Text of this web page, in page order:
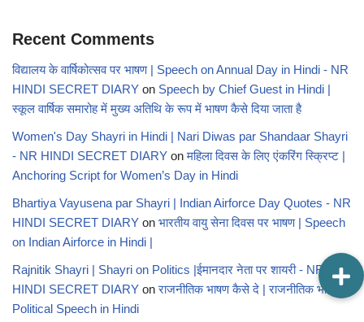
Recent Comments
विद्यालय के वार्षिकोत्सव पर भाषण | Speech on Annual Day in Hindi - NR
HINDI SECRET DIARY on Speech by Chief Guest in Hindi |
स्कूल वार्षिक समारोह में मुख्य अतिथि के रूप में भाषण कैसे दिया जाता है
Women's Day Shayri in Hindi | Nari Diwas par Shandaar Shayri
- NR HINDI SECRET DIARY onमहिला दिवस के लिए एंकरिंग स्क्रिप्ट |
Anchoring Script for Women’s Day in Hindi
Bhartiya Vayusena par Shayri | Indian Airforce Day Quotes - NR
HINDI SECRET DIARY on भारतीय वायु सेना दिवस पर भाषण | Speech
on Indian Airforce in Hindi |
Rajnitik Shayri | Shayri on Politics |ईमानदार नेता पर शायरी - NR
HINDI SECRET DIARY onराजनीतिक भाषण कैसे दे | राजनीतिक भाषण |
Political Speech in Hindi